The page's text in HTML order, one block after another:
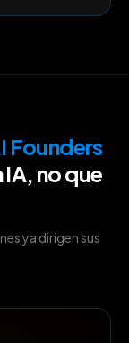
Founders
no que
ya dirigen sus